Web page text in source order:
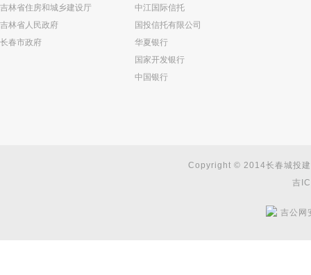
吉林省住房和城乡建设厅
吉林省人民政府
长春市政府
中江国际信托
国投信托有限公司
华夏银行
国家开发银行
中国银行
Copyright © 2014长春城投
吉
吉公